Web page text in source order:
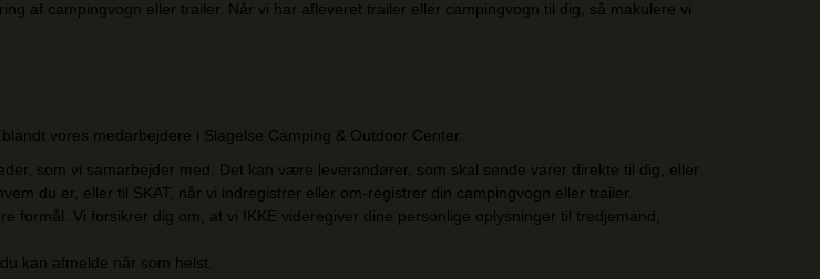
af campingvogn eller trailer. Når vi har afleveret trailer eller campingvogn til dig, så makulere vi
vores medarbejdere i Slagelse Camping & Outdoor Center.
som vi samarbejder med. Det kan være leverandører, som skal sende varer direkte til dig, eller
du er, eller til SKAT, når vi indregistrer eller om-registrer din campingvogn eller trailer.
formål. Vi forsikrer dig om, at vi IKKE videregiver dine personlige oplysninger til tredjemand,
kan afmelde når som helst.